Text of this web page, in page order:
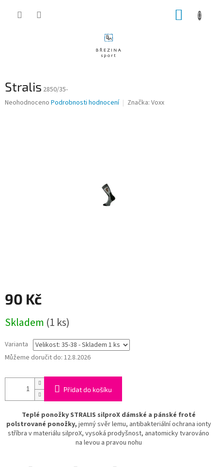
Stralis 2850/35-
Průměrné
Neohodnoceno Podrobnosti hodnocení Značka: Voxx
90 Kč
cena:
Skladem (1 ks)
Varianta
Můžeme doručit do: 12.8.2026
Přidat do košíku
Teplé ponožky STRALIS silproX dámské a pánské froté
polstrované ponožky, jemný svěr lemu, antibakteriální ochrana ionty
stříbra v materiálu silproX, vysoká prodyšnost, anatomicky tvarováno
na levou a pravou nohu